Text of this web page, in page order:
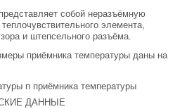
собой неразъёмную
элемента,
и штепсельного разъёма.
приёмника температуры даны на
ДАННЫЕ